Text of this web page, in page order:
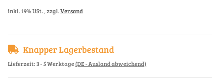
inkl. 19% USt. , zzgl.Versand
Knapper Lagerbestand
Lieferzeit:3 - 5 Werktage(DE - Ausland abweichend)